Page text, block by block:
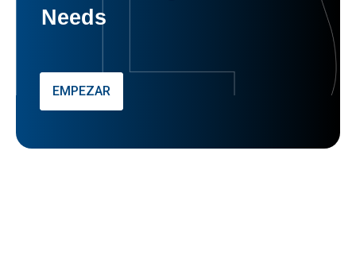
Needs
EMPEZAR